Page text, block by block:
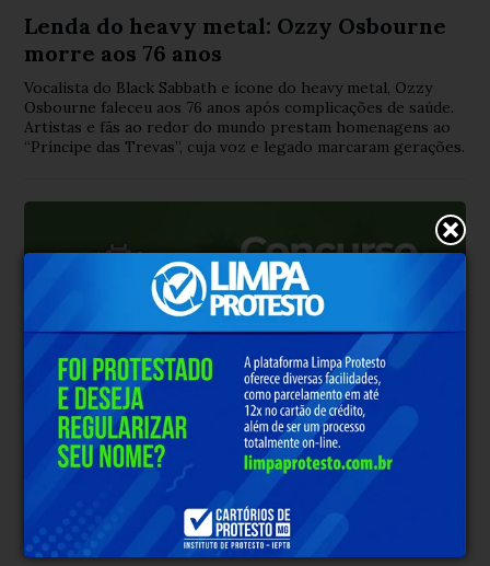
Lenda do heavy metal: Ozzy Osbourne
morre aos 76 anos
Vocalista do Black Sabbath e ícone do heavy metal, Ozzy
Osbourne faleceu aos 76 anos após complicações de saúde.
Artistas e fãs ao redor do mundo prestam homenagens ao
“Príncipe das Trevas”, cuja voz e legado marcaram gerações.
CONCURSO PÚBLICO Há 1 ano
Prefeitura de Vermelho Novo/MG abre
concurso público com 74 vagas e
salários de até R$ 9,5 mil